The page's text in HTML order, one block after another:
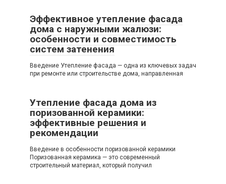
Эффективное утепление фасада
дома с наружными жалюзи:
особенности и совместимость
систем затенения
Введение Утепление фасада — одна из ключевых задач
при ремонте или строительстве дома, направленная
Утепление фасада дома из
поризованной керамики:
эффективные решения и
рекомендации
Введение в особенности поризованной керамики
Поризованная керамика — это современный
строительный материал, который получил